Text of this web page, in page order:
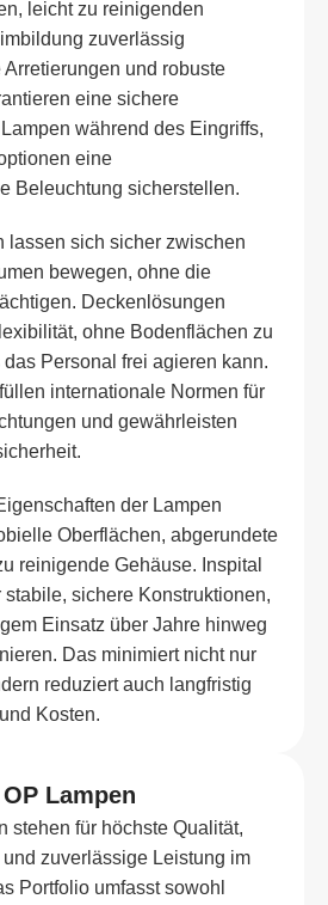
leicht zu reinigenden
zuverlässig
und robuste
eine sichere
während des Eingriffs,
eine
Beleuchtung sicherstellen.
lassen sich sicher zwischen
bewegen, ohne die
Deckenlösungen
ohne Bodenflächen zu
Personal frei agieren kann.
internationale Normen für
und gewährleisten
der Lampen
Oberflächen, abgerundete
reinigende Gehäuse. Inspital
sichere Konstruktionen,
Einsatz über Jahre hinweg
Das minimiert nicht nur
reduziert auch langfristig
Kosten.
Lampen
stehen für höchste Qualität,
zuverlässige Leistung im
Portfolio umfasst sowohl